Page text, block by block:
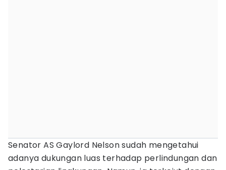
Senator AS Gaylord Nelson sudah mengetahui
adanya dukungan luas terhadap perlindungan dan